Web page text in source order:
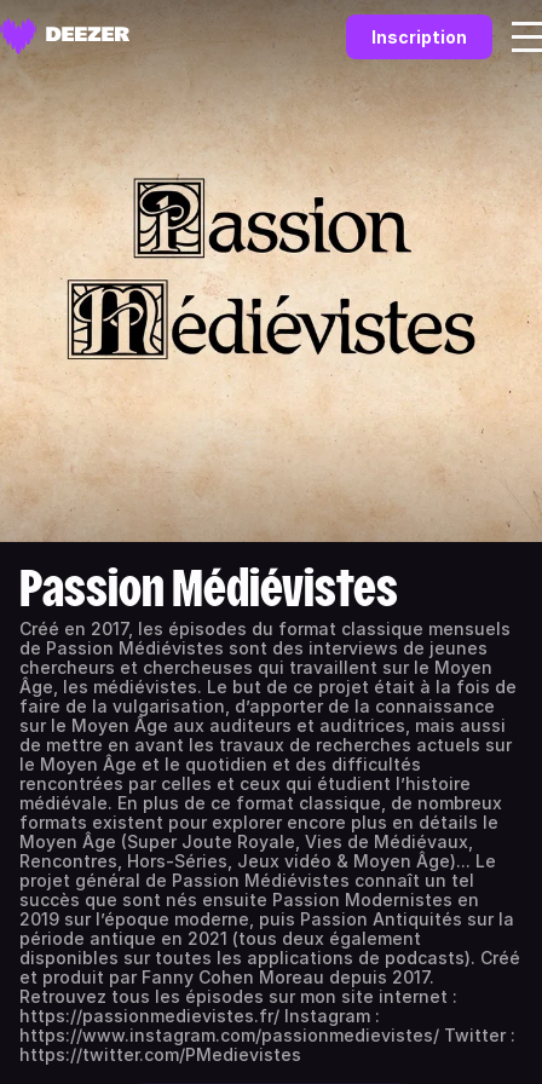
Inscription
Passion Médiévistes
Créé en 2017, les épisodes du format classique mensuels
de Passion Médiévistes sont des interviews de jeunes
chercheurs et chercheuses qui travaillent sur le Moyen
Âge, les médiévistes. Le but de ce projet était à la fois de
faire de la vulgarisation, d’apporter de la connaissance
sur le Moyen Âge aux auditeurs et auditrices, mais aussi
de mettre en avant les travaux de recherches actuels sur
le Moyen Âge et le quotidien et des difficultés
rencontrées par celles et ceux qui étudient l’histoire
médiévale. En plus de ce format classique, de nombreux
formats existent pour explorer encore plus en détails le
Moyen Âge (Super Joute Royale, Vies de Médiévaux,
Rencontres, Hors-Séries, Jeux vidéo & Moyen Âge)... Le
projet général de Passion Médiévistes connaît un tel
succès que sont nés ensuite Passion Modernistes en
2019 sur l’époque moderne, puis Passion Antiquités sur la
période antique en 2021 (tous deux également
disponibles sur toutes les applications de podcasts). Créé
et produit par Fanny Cohen Moreau depuis 2017.
Retrouvez tous les épisodes sur mon site internet :
https://passionmedievistes.fr/ Instagram :
https://www.instagram.com/passionmedievistes/ Twitter :
https://twitter.com/PMedievistes